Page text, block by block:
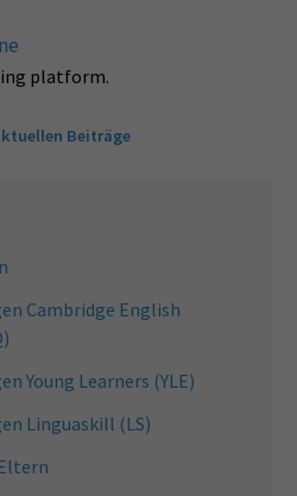
platform.
Beiträge
Cambridge English
Young Learners (YLE)
Linguaskill (LS)